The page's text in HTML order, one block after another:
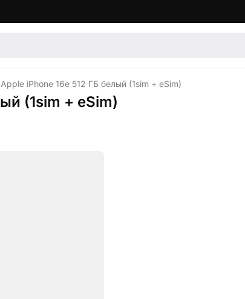
iPhone 16e 512 ГБ белый (1sim + eSim)
(1sim + eSim)